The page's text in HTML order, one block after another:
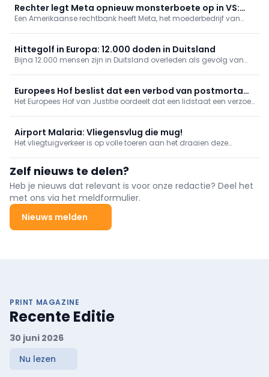
Rechter legt Meta opnieuw monsterboete op in VS:
bedrijf moet kinderen meer beschermen
Een Amerikaanse rechtbank heeft Meta, het moederbedrijf van
maatregelen neemt om jonge gebruikers te beschermen.
Hittegolf in Europa: 12.000 doden in Duitsland
Bijna 12.000 mensen zijn in Duitsland overleden als gevolg van
Europees Hof beslist dat een verbod van postmortaal
genetisch onderzoek niet grensoverschrijdend werkt
Het Europees Hof van Justitie oordeelt dat een lidstaat een verzoek
onderzoek verbiedt.
Airport Malaria: Vliegensvlug die mug!
Het vliegtuigverkeer is op volle toeren aan het draaien deze
Direct, 2026).
Zelf nieuws te delen?
Heb je nieuws dat relevant is voor onze redactie? Deel het
met ons via het meldformulier.
Nieuws melden
PRINT MAGAZINE
Recente Editie
30 juni 2026
Nu lezen